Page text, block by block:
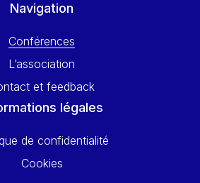
Navigation
Conférences
L’association
et feedback
légales
de confidentialité
Cookies